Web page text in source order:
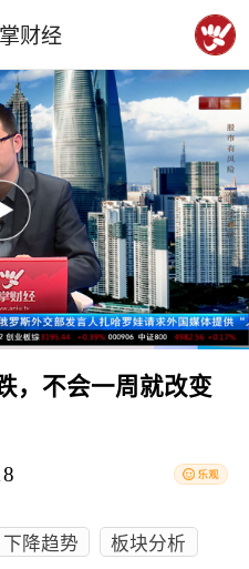
财经
，不会一周就改变
下降趋势
板块分析